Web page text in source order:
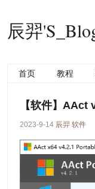
辰羿
首页 教程
【软件】AAct
2023-9-14 辰羿 软件